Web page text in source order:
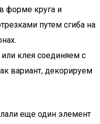
форме круга и
путем сгиба на
клея соединяем с
вариант, декорируем
еще один элемент